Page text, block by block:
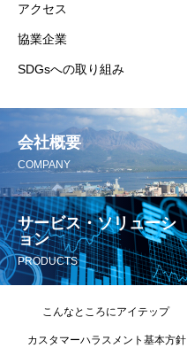
アクセス
協業企業
SDGsへの取り組み
会社概要
COMPANY
サービス・ソリューシ
ョン
PRODUCTS
こんなところにアイテップ
カスタマーハラスメント基本方針